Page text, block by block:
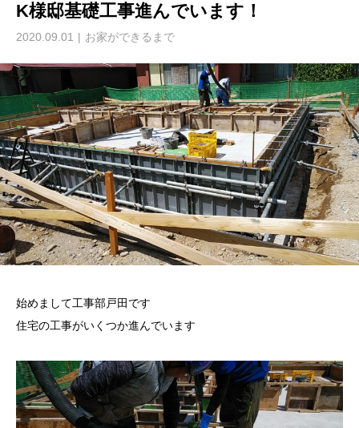
K様邸基礎工事進んでいます！
2020.09.01 お家ができるまで
始めまして工事部戸田です
住宅の工事がいくつか進んでいます